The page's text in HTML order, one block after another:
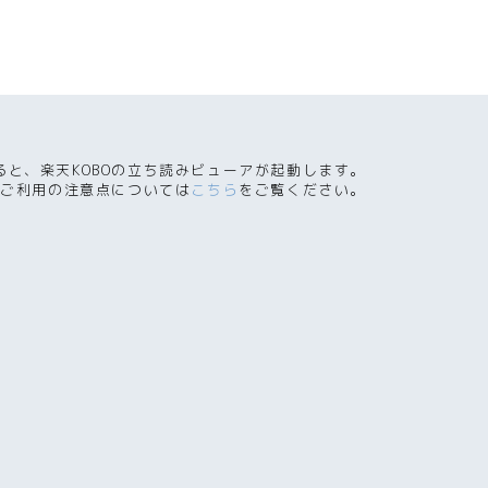
、楽天KOBOの立ち読みビューアが起動します。
ご利用の注意点については こちら をご覧ください。